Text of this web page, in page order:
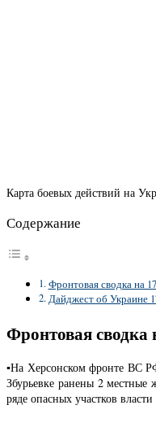
Карта боевых действий на
Содержание
Фронтовая сводка на
Дайджест об Украине
Фронтовая
▪️На Херсонском фронте ВС
Збурьевке ранены 2
ряде опасных участков